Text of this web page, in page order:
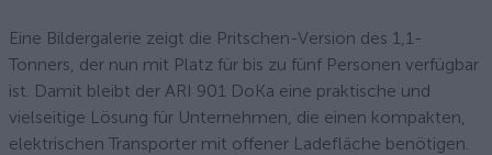
Eine Bildergalerie zeigt die Pritschen-Version des 1,1-
Tonners, der nun mit Platz für bis zu fünf Personen verfügbar
ist. Damit bleibt der ARI 901 DoKa eine praktische und
vielseitige Lösung für Unternehmen, die einen kompakten,
elektrischen Transporter mit offener Ladefläche benötigen.